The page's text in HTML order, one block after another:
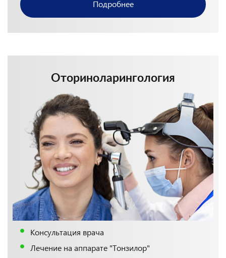
Подробнее
Оториноларингология
Консультация врача